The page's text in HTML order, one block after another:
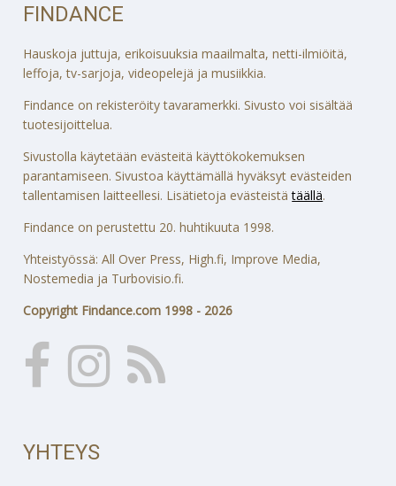
FINDANCE
Hauskoja juttuja, erikoisuuksia maailmalta, netti-ilmiöitä,
leffoja, tv-sarjoja, videopelejä ja musiikkia.
Findance on rekisteröity tavaramerkki. Sivusto voi sisältää
tuotesijoittelua.
Sivustolla käytetään evästeitä käyttökokemuksen
parantamiseen. Sivustoa käyttämällä hyväksyt evästeiden
tallentamisen laitteellesi. Lisätietoja evästeistätäällä.
Findance on perustettu 20. huhtikuuta 1998.
Yhteistyössä: All Over Press, High.fi, Improve Media,
Nostemedia ja Turbovisio.fi.
Copyright Findance.com 1998 - 2026
YHTEYS